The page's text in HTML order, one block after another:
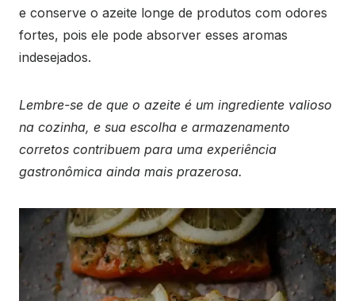
e conserve o azeite longe de produtos com odores
fortes, pois ele pode absorver esses aromas
indesejados.
Lembre-se de que o azeite é um ingrediente valioso
na cozinha, e sua escolha e armazenamento
corretos contribuem para uma experiência
gastronômica ainda mais prazerosa.